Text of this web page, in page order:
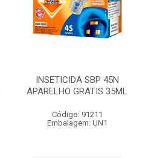
INSETICIDA SBP 45N
APARELHO GRATIS 35ML
Código: 91211
Embalagem: UN1